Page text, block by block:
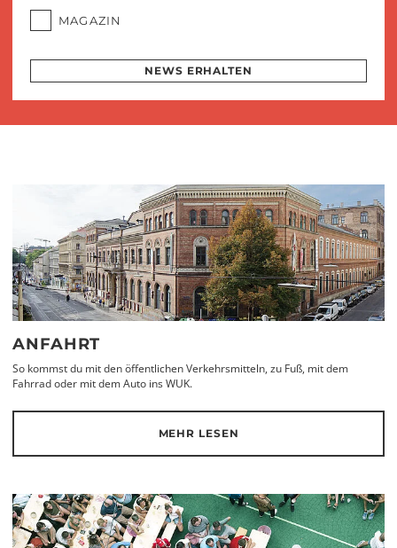
MAGAZIN
NEWS ERHALTEN
ANFAHRT
So kommst du mit den öffentlichen Verkehrsmitteln, zu Fuß, mit dem
Fahrrad oder mit dem Auto ins WUK.
MEHR LESEN